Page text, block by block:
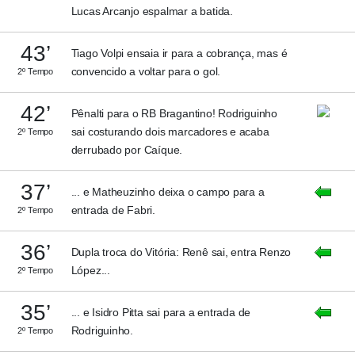
Lucas Arcanjo espalmar a batida.
43’
2º Tempo
Tiago Volpi ensaia ir para a cobrança, mas é
convencido a voltar para o gol.
42’
2º Tempo
Pênalti para o RB Bragantino! Rodriguinho
sai costurando dois marcadores e acaba
derrubado por Caíque.
37’
2º Tempo
... e Matheuzinho deixa o campo para a
entrada de Fabri.
36’
2º Tempo
Dupla troca do Vitória: Renê sai, entra Renzo
López...
35’
2º Tempo
... e Isidro Pitta sai para a entrada de
Rodriguinho.